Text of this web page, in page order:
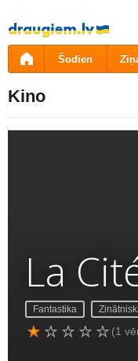
Pāriet
uz
saturu
Šodien
Kino
La
Fantastika
(1